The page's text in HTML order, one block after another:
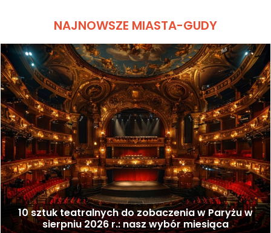
NAJNOWSZE MIASTA-GUDY
10 sztuk teatralnych do zobaczenia w Paryżu w
sierpniu 2026 r.: nasz wybór miesiąca